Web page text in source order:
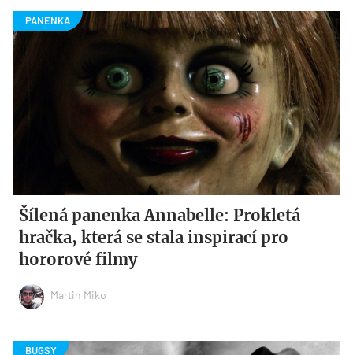
Šílená panenka Annabelle: Prokletá
hračka, která se stala inspirací pro
hororové filmy
Martin Miko